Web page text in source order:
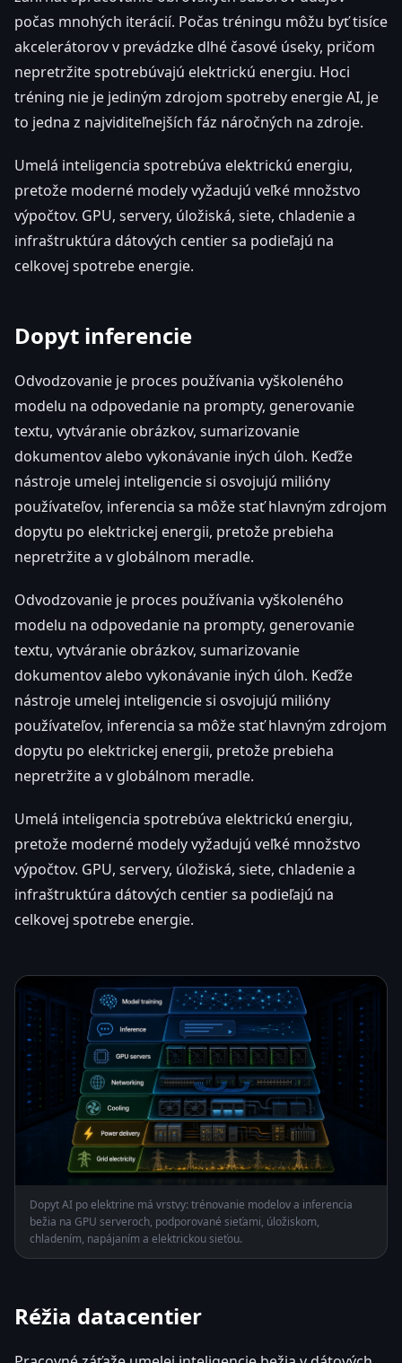
počas mnohých iterácií. Počas tréningu môžu byť tisíce
akcelerátorov v prevádzke dlhé časové úseky, pričom
nepretržite spotrebúvajú elektrickú energiu. Hoci
tréning nie je jediným zdrojom spotreby energie AI, je
to jedna z najviditeľnejších fáz náročných na zdroje.
Umelá inteligencia spotrebúva elektrickú energiu,
pretože moderné modely vyžadujú veľké množstvo
výpočtov. GPU, servery, úložiská, siete, chladenie a
infraštruktúra dátových centier sa podieľajú na
celkovej spotrebe energie.
Dopyt inferencie
Odvodzovanie je proces používania vyškoleného
modelu na odpovedanie na prompty, generovanie
textu, vytváranie obrázkov, sumarizovanie
dokumentov alebo vykonávanie iných úloh. Keďže
nástroje umelej inteligencie si osvojujú milióny
používateľov, inferencia sa môže stať hlavným zdrojom
dopytu po elektrickej energii, pretože prebieha
nepretržite a v globálnom meradle.
Odvodzovanie je proces používania vyškoleného
modelu na odpovedanie na prompty, generovanie
textu, vytváranie obrázkov, sumarizovanie
dokumentov alebo vykonávanie iných úloh. Keďže
nástroje umelej inteligencie si osvojujú milióny
používateľov, inferencia sa môže stať hlavným zdrojom
dopytu po elektrickej energii, pretože prebieha
nepretržite a v globálnom meradle.
Umelá inteligencia spotrebúva elektrickú energiu,
pretože moderné modely vyžadujú veľké množstvo
výpočtov. GPU, servery, úložiská, siete, chladenie a
infraštruktúra dátových centier sa podieľajú na
celkovej spotrebe energie.
Dopyt AI po elektrine má vrstvy: trénovanie modelov a inferencia
bežia na GPU serveroch, podporované sieťami, úložiskom,
chladením, napájaním a elektrickou sieťou.
Réžia datacentier